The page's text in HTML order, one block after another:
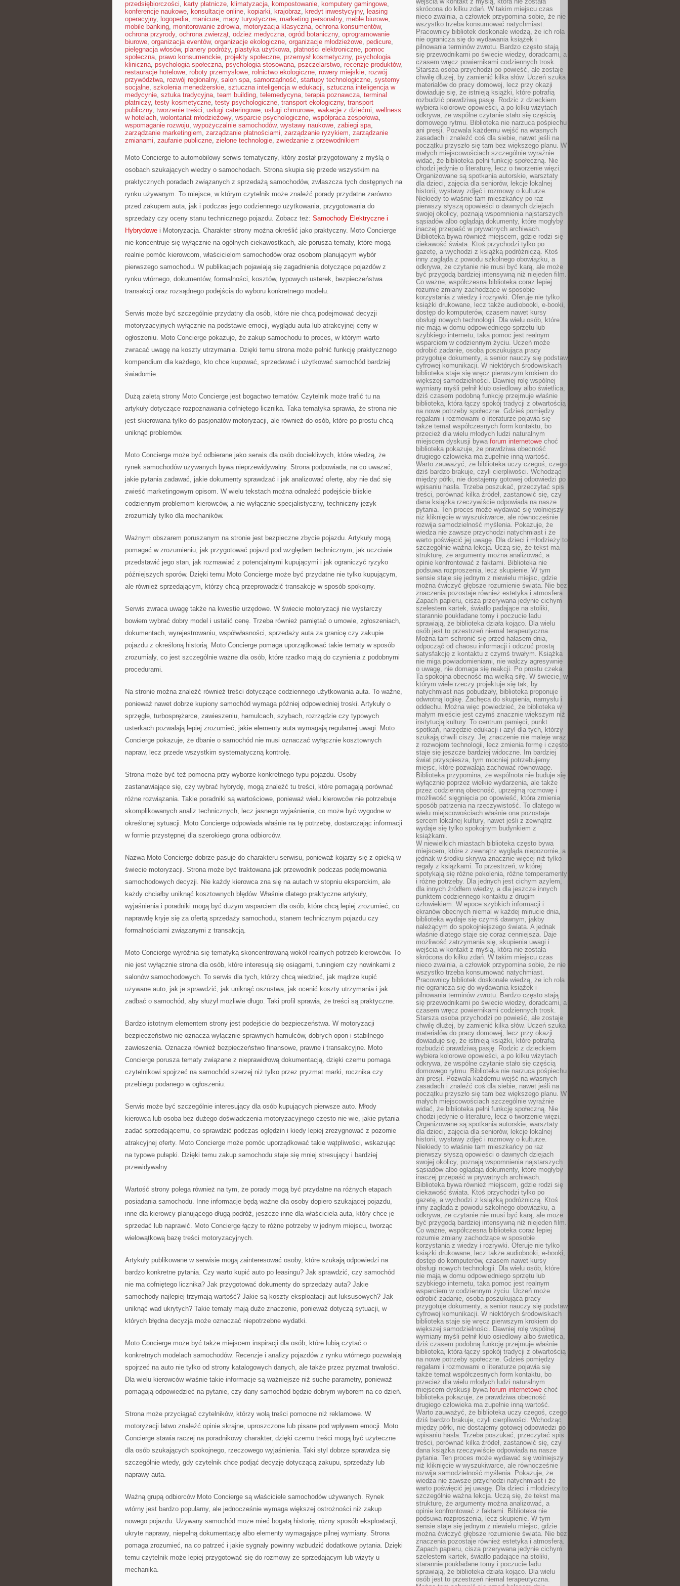
przedsiębiorczości, karty płatnicze, klimatyzacja, kompostowanie, komputery gamingowe,
konferencje naukowe, konsultacje online, kopiarki, krajobraz, kredyt inwestycyjny, leasing
operacyjny, logopedia, manicure, mapy turystyczne, marketing personalny, meble biurowe,
mobile banking, monitorowanie zdrowia, motoryzacja klasyczna, ochrona konsumentów,
ochrona przyrody, ochrona zwierząt, odzież medyczna, ogród botaniczny, oprogramowanie
biurowe, organizacja eventów, organizacje ekologiczne, organizacje młodzieżowe, pedicure,
pielęgnacja włosów, planery podróży, plastyka użytkowa, płatności elektroniczne, pomoc
społeczna, prawo konsumenckie, projekty społeczne, przemysł kosmetyczny, psychologia
kliniczna, psychologia społeczna, psychologia stosowana, pszczelarstwo, recenzje produktów,
restauracje hotelowe, roboty przemysłowe, rolnictwo ekologiczne, rowery miejskie, rozwój
przywództwa, rozwój regionalny, salon spa, samorządność, startupy technologiczne, systemy
socjalne, szkolenia menedżerskie, sztuczna inteligencja w edukacji, sztuczna inteligencja w
medycynie, sztuka tradycyjna, team building, telemedycyna, terapia poznawcza, terminal
płatniczy, testy kosmetyczne, testy psychologiczne, transport ekologiczny, transport
publiczny, tworzenie treści, usługi cateringowe, usługi chmurowe, wakacje z dziećmi, wellness
w hotelach, wolontariat młodzieżowy, wsparcie psychologiczne, współpraca zespołowa,
wspomaganie rozwoju, wypożyczalnie samochodów, wystawy naukowe, zabiegi spa,
zarządzanie marketingiem, zarządzanie płatnościami, zarządzanie ryzykiem, zarządzanie
zmianami, zaufanie publiczne, zielone technologie, zwiedzanie z przewodnikiem
Moto Concierge to automobilowy serwis tematyczny, który został przygotowany z myślą o
osobach szukających wiedzy o samochodach. Strona skupia się przede wszystkim na
praktycznych poradach związanych z sprzedażą samochodów, zwłaszcza tych dostępnych na
rynku używanym. To miejsce, w którym czytelnik może znaleźć porady przydatne zarówno
przed zakupem auta, jak i podczas jego codziennego użytkowania, przygotowania do
sprzedaży czy oceny stanu technicznego pojazdu. Zobacz też: Samochody Elektryczne i
Hybrydowe i Motoryzacja. Charakter strony można określić jako praktyczny. Moto Concierge
nie koncentruje się wyłącznie na ogólnych ciekawostkach, ale porusza tematy, które mogą
realnie pomóc kierowcom, właścicielom samochodów oraz osobom planującym wybór
pierwszego samochodu. W publikacjach pojawiają się zagadnienia dotyczące pojazdów z
rynku wtórnego, dokumentów, formalności, kosztów, typowych usterek, bezpieczeństwa
transakcji oraz rozsądnego podejścia do wyboru konkretnego modelu.
Serwis może być szczególnie przydatny dla osób, które nie chcą podejmować decyzji
motoryzacyjnych wyłącznie na podstawie emocji, wyglądu auta lub atrakcyjnej ceny w
ogłoszeniu. Moto Concierge pokazuje, że zakup samochodu to proces, w którym warto
zwracać uwagę na koszty utrzymania. Dzięki temu strona może pełnić funkcję praktycznego
kompendium dla każdego, kto chce kupować, sprzedawać i użytkować samochód bardziej
świadomie.
Dużą zaletą strony Moto Concierge jest bogactwo tematów. Czytelnik może trafić tu na
artykuły dotyczące rozpoznawania cofniętego licznika. Taka tematyka sprawia, że strona nie
jest skierowana tylko do pasjonatów motoryzacji, ale również do osób, które po prostu chcą
uniknąć problemów.
Moto Concierge może być odbierane jako serwis dla osób dociekliwych, które wiedzą, że
rynek samochodów używanych bywa nieprzewidywalny. Strona podpowiada, na co uważać,
jakie pytania zadawać, jakie dokumenty sprawdzać i jak analizować ofertę, aby nie dać się
zwieść marketingowym opisom. W wielu tekstach można odnaleźć podejście bliskie
codziennym problemom kierowców, a nie wyłącznie specjalistyczny, techniczny język
zrozumiały tylko dla mechaników.
Ważnym obszarem poruszanym na stronie jest bezpieczne zbycie pojazdu. Artykuły mogą
pomagać w zrozumieniu, jak przygotować pojazd pod względem technicznym, jak uczciwie
przedstawić jego stan, jak rozmawiać z potencjalnymi kupującymi i jak ograniczyć ryzyko
późniejszych sporów. Dzięki temu Moto Concierge może być przydatne nie tylko kupującym,
ale również sprzedającym, którzy chcą przeprowadzić transakcję w sposób spokojny.
Serwis zwraca uwagę także na kwestie urzędowe. W świecie motoryzacji nie wystarczy
bowiem wybrać dobry model i ustalić cenę. Trzeba również pamiętać o umowie, zgłoszeniach,
dokumentach, wyrejestrowaniu, współwłasności, sprzedaży auta za granicę czy zakupie
pojazdu z określoną historią. Moto Concierge pomaga uporządkować takie tematy w sposób
zrozumiały, co jest szczególnie ważne dla osób, które rzadko mają do czynienia z podobnymi
procedurami.
Na stronie można znaleźć również treści dotyczące codziennego użytkowania auta. To ważne,
ponieważ nawet dobrze kupiony samochód wymaga później odpowiedniej troski. Artykuły o
sprzęgle, turbosprężarce, zawieszeniu, hamulcach, szybach, rozrządzie czy typowych
usterkach pozwalają lepiej zrozumieć, jakie elementy auta wymagają regularnej uwagi. Moto
Concierge pokazuje, że dbanie o samochód nie musi oznaczać wyłącznie kosztownych
napraw, lecz przede wszystkim systematyczną kontrolę.
Strona może być też pomocna przy wyborze konkretnego typu pojazdu. Osoby
zastanawiające się, czy wybrać hybrydę, mogą znaleźć tu treści, które pomagają porównać
różne rozwiązania. Takie poradniki są wartościowe, ponieważ wielu kierowców nie potrzebuje
skomplikowanych analiz technicznych, lecz jasnego wyjaśnienia, co może być wygodne w
określonej sytuacji. Moto Concierge odpowiada właśnie na tę potrzebę, dostarczając informacji
w formie przystępnej dla szerokiego grona odbiorców.
Nazwa Moto Concierge dobrze pasuje do charakteru serwisu, ponieważ kojarzy się z opieką w
świecie motoryzacji. Strona może być traktowana jak przewodnik podczas podejmowania
samochodowych decyzji. Nie każdy kierowca zna się na autach w stopniu eksperckim, ale
każdy chciałby uniknąć kosztownych błędów. Właśnie dlatego praktyczne artykuły,
wyjaśnienia i poradniki mogą być dużym wsparciem dla osób, które chcą lepiej zrozumieć, co
naprawdę kryje się za ofertą sprzedaży samochodu, stanem technicznym pojazdu czy
formalnościami związanymi z transakcją.
Moto Concierge wyróżnia się tematyką skoncentrowaną wokół realnych potrzeb kierowców. To
nie jest wyłącznie strona dla osób, które interesują się osiągami, tuningiem czy nowinkami z
salonów samochodowych. To serwis dla tych, którzy chcą wiedzieć, jak mądrze kupić
używane auto, jak je sprawdzić, jak uniknąć oszustwa, jak ocenić koszty utrzymania i jak
zadbać o samochód, aby służył możliwie długo. Taki profil sprawia, że treści są praktyczne.
Bardzo istotnym elementem strony jest podejście do bezpieczeństwa. W motoryzacji
bezpieczeństwo nie oznacza wyłącznie sprawnych hamulców, dobrych opon i stabilnego
zawieszenia. Oznacza również bezpieczeństwo finansowe, prawne i transakcyjne. Moto
Concierge porusza tematy związane z nieprawidłową dokumentacją, dzięki czemu pomaga
czytelnikowi spojrzeć na samochód szerzej niż tylko przez pryzmat marki, rocznika czy
przebiegu podanego w ogłoszeniu.
Serwis może być szczególnie interesujący dla osób kupujących pierwsze auto. Młody
kierowca lub osoba bez dużego doświadczenia motoryzacyjnego często nie wie, jakie pytania
zadać sprzedającemu, co sprawdzić podczas oględzin i kiedy lepiej zrezygnować z pozornie
atrakcyjnej oferty. Moto Concierge może pomóc uporządkować takie wątpliwości, wskazując
na typowe pułapki. Dzięki temu zakup samochodu staje się mniej stresujący i bardziej
przewidywalny.
Wartość strony polega również na tym, że porady mogą być przydatne na różnych etapach
posiadania samochodu. Inne informacje będą ważne dla osoby dopiero szukającej pojazdu,
inne dla kierowcy planującego długą podróż, jeszcze inne dla właściciela auta, który chce je
sprzedać lub naprawić. Moto Concierge łączy te różne potrzeby w jednym miejscu, tworząc
wielowątkową bazę treści motoryzacyjnych.
Artykuły publikowane w serwisie mogą zainteresować osoby, które szukają odpowiedzi na
bardzo konkretne pytania. Czy warto kupić auto po leasingu? Jak sprawdzić, czy samochód
nie ma cofniętego licznika? Jak przygotować dokumenty do sprzedaży auta? Jakie
samochody najlepiej trzymają wartość? Jakie są koszty eksploatacji aut luksusowych? Jak
uniknąć wad ukrytych? Takie tematy mają duże znaczenie, ponieważ dotyczą sytuacji, w
których błędna decyzja może oznaczać niepotrzebne wydatki.
Moto Concierge może być także miejscem inspiracji dla osób, które lubią czytać o
konkretnych modelach samochodów. Recenzje i analizy pojazdów z rynku wtórnego pozwalają
spojrzeć na auto nie tylko od strony katalogowych danych, ale także przez pryzmat trwałości.
Dla wielu kierowców właśnie takie informacje są ważniejsze niż suche parametry, ponieważ
pomagają odpowiedzieć na pytanie, czy dany samochód będzie dobrym wyborem na co dzień.
Strona może przyciągać czytelników, którzy wolą treści pomocne niż reklamowe. W
motoryzacji łatwo znaleźć opinie skrajne, uproszczone lub pisane pod wpływem emocji. Moto
Concierge stawia raczej na poradnikowy charakter, dzięki czemu treści mogą być użyteczne
dla osób szukających spokojnego, rzeczowego wyjaśnienia. Taki styl dobrze sprawdza się
szczególnie wtedy, gdy czytelnik chce podjąć decyzję dotyczącą zakupu, sprzedaży lub
naprawy auta.
Ważną grupą odbiorców Moto Concierge są właściciele samochodów używanych. Rynek
wtórny jest bardzo popularny, ale jednocześnie wymaga większej ostrożności niż zakup
nowego pojazdu. Używany samochód może mieć bogatą historię, różny sposób eksploatacji,
ukryte naprawy, niepełną dokumentację albo elementy wymagające pilnej wymiany. Strona
pomaga zrozumieć, na co patrzeć i jakie sygnały powinny wzbudzić dodatkowe pytania. Dzięki
temu czytelnik może lepiej przygotować się do rozmowy ze sprzedającym lub wizyty u
mechanika.
skrócona do kilku zdań. W takim miejscu czas
nieco zwalnia, a człowiek przypomina sobie, że nie
wszystko trzeba konsumować natychmiast.
Pracownicy bibliotek doskonale wiedzą, że ich rola
nie ogranicza się do wydawania książek i
pilnowania terminów zwrotu. Bardzo często stają
się przewodnikami po świecie wiedzy, doradcami, a
czasem wręcz powiernikami codziennych trosk.
Starsza osoba przychodzi po powieść, ale zostaje
chwilę dłużej, by zamienić kilka słów. Uczeń szuka
materiałów do pracy domowej, lecz przy okazji
dowiaduje się, że istnieją książki, które potrafią
rozbudzić prawdziwą pasję. Rodzic z dzieckiem
wybiera kolorowe opowieści, a po kilku wizytach
odkrywa, że wspólne czytanie stało się częścią
domowego rytmu. Biblioteka nie narzuca pośpiechu
ani presji. Pozwala każdemu wejść na własnych
zasadach i znaleźć coś dla siebie, nawet jeśli na
początku przyszło się tam bez większego planu. W
małych miejscowościach szczególnie wyraźnie
widać, że biblioteka pełni funkcję społeczną. Nie
chodzi jedynie o literaturę, lecz o tworzenie więzi.
Organizowane są spotkania autorskie, warsztaty
dla dzieci, zajęcia dla seniorów, lekcje lokalnej
historii, wystawy zdjęć i rozmowy o kulturze.
Niekiedy to właśnie tam mieszkańcy po raz
pierwszy słyszą opowieści o dawnych dziejach
swojej okolicy, poznają wspomnienia najstarszych
sąsiadów albo oglądają dokumenty, które mogłyby
inaczej przepaść w prywatnych archiwach.
Biblioteka bywa również miejscem, gdzie rodzi się
ciekawość świata. Ktoś przychodzi tylko po
gazetę, a wychodzi z książką podróżniczą. Ktoś
inny zagląda z powodu szkolnego obowiązku, a
odkrywa, że czytanie nie musi być karą, ale może
być przygodą bardziej intensywną niż niejeden film.
Co ważne, współczesna biblioteka coraz lepiej
rozumie zmiany zachodzące w sposobie
korzystania z wiedzy i rozrywki. Oferuje nie tylko
książki drukowane, lecz także audiobooki, e-booki,
dostęp do komputerów, czasem nawet kursy
obsługi nowych technologii. Dla wielu osób, które
nie mają w domu odpowiedniego sprzętu lub
szybkiego internetu, taka pomoc jest realnym
wsparciem w codziennym życiu. Uczeń może
odrobić zadanie, osoba poszukująca pracy
przygotuje dokumenty, a senior nauczy się podstaw
cyfrowej komunikacji. W niektórych środowiskach
biblioteka staje się wręcz pierwszym krokiem do
większej samodzielności. Dawniej rolę wspólnej
wymiany myśli pełnił klub osiedlowy albo świetlica,
dziś czasem podobną funkcję przejmuje właśnie
biblioteka, która łączy spokój tradycji z otwartością
na nowe potrzeby społeczne. Gdzieś pomiędzy
regałami i rozmowami o literaturze pojawia się
także temat współczesnych form kontaktu, bo
przecież dla wielu młodych ludzi naturalnym
miejscem dyskusji bywa forum internetowe choć
biblioteka pokazuje, że prawdziwa obecność
drugiego człowieka ma zupełnie inną wartość.
Warto zauważyć, że biblioteka uczy czegoś, czego
dziś bardzo brakuje, czyli cierpliwości. Wchodząc
między półki, nie dostajemy gotowej odpowiedzi po
wpisaniu hasła. Trzeba poszukać, przeczytać spis
treści, porównać kilka źródeł, zastanowić się, czy
dana książka rzeczywiście odpowiada na nasze
pytania. Ten proces może wydawać się wolniejszy
niż kliknięcie w wyszukiwarce, ale równocześnie
rozwija samodzielność myślenia. Pokazuje, że
wiedza nie zawsze przychodzi natychmiast i że
warto poświęcić jej uwagę. Dla dzieci i młodzieży to
szczególnie ważna lekcja. Uczą się, że tekst ma
strukturę, że argumenty można analizować, a
opinie konfrontować z faktami. Biblioteka nie
podsuwa rozproszenia, lecz skupienie. W tym
sensie staje się jednym z niewielu miejsc, gdzie
można ćwiczyć głębsze rozumienie świata. Nie bez
znaczenia pozostaje również estetyka i atmosfera.
Zapach papieru, cisza przerywana jedynie cichym
szelestem kartek, światło padające na stoliki,
starannie poukładane tomy i poczucie ładu
sprawiają, że biblioteka działa kojąco. Dla wielu
osób jest to przestrzeń niemal terapeutyczna.
Można tam schronić się przed hałasem dnia,
odpocząć od chaosu informacji i odczuć prostą
satysfakcję z kontaktu z czymś trwałym. Książka
nie miga powiadomieniami, nie walczy agresywnie
o uwagę, nie domaga się reakcji. Po prostu czeka.
Ta spokojna obecność ma wielką siłę. W świecie, w
którym wiele rzeczy projektuje się tak, by
natychmiast nas pobudzały, biblioteka proponuje
odwrotną logikę. Zachęca do skupienia, namysłu i
oddechu. Można więc powiedzieć, że biblioteka w
małym mieście jest czymś znacznie większym niż
instytucją kultury. To centrum pamięci, punkt
spotkań, narzędzie edukacji i azyl dla tych, którzy
szukają chwili ciszy. Jej znaczenie nie maleje wraz
z rozwojem technologii, lecz zmienia formę i często
staje się jeszcze bardziej widoczne. Im bardziej
świat przyspiesza, tym mocniej potrzebujemy
miejsc, które pozwalają zachować równowagę.
Biblioteka przypomina, że wspólnota nie buduje się
wyłącznie poprzez wielkie wydarzenia, ale także
przez codzienną obecność, uprzejmą rozmowę i
możliwość sięgnięcia po opowieść, która zmienia
sposób patrzenia na rzeczywistość. To dlatego w
wielu miejscowościach właśnie ona pozostaje
sercem lokalnej kultury, nawet jeśli z zewnątrz
wydaje się tylko spokojnym budynkiem z
książkami.
W niewielkich miastach biblioteka często bywa
miejscem, które z zewnątrz wygląda niepozornie, a
jednak w środku skrywa znacznie więcej niż tylko
regały z książkami. To przestrzeń, w której
spotykają się różne pokolenia, różne temperamenty
i różne potrzeby. Dla jednych jest cichym azylem,
dla innych źródłem wiedzy, a dla jeszcze innych
punktem codziennego kontaktu z drugim
człowiekiem. W epoce szybkich informacji i
ekranów obecnych niemal w każdej minucie dnia,
biblioteka wydaje się czymś dawnym, jakby
należącym do spokojniejszego świata. A jednak
właśnie dlatego staje się coraz cenniejsza. Daje
możliwość zatrzymania się, skupienia uwagi i
wejścia w kontakt z myślą, która nie została
skrócona do kilku zdań. W takim miejscu czas
nieco zwalnia, a człowiek przypomina sobie, że nie
wszystko trzeba konsumować natychmiast.
Pracownicy bibliotek doskonale wiedzą, że ich rola
nie ogranicza się do wydawania książek i
pilnowania terminów zwrotu. Bardzo często stają
się przewodnikami po świecie wiedzy, doradcami, a
czasem wręcz powiernikami codziennych trosk.
Starsza osoba przychodzi po powieść, ale zostaje
chwilę dłużej, by zamienić kilka słów. Uczeń szuka
materiałów do pracy domowej, lecz przy okazji
dowiaduje się, że istnieją książki, które potrafią
rozbudzić prawdziwą pasję. Rodzic z dzieckiem
wybiera kolorowe opowieści, a po kilku wizytach
odkrywa, że wspólne czytanie stało się częścią
domowego rytmu. Biblioteka nie narzuca pośpiechu
ani presji. Pozwala każdemu wejść na własnych
zasadach i znaleźć coś dla siebie, nawet jeśli na
początku przyszło się tam bez większego planu. W
małych miejscowościach szczególnie wyraźnie
widać, że biblioteka pełni funkcję społeczną. Nie
chodzi jedynie o literaturę, lecz o tworzenie więzi.
Organizowane są spotkania autorskie, warsztaty
dla dzieci, zajęcia dla seniorów, lekcje lokalnej
historii, wystawy zdjęć i rozmowy o kulturze.
Niekiedy to właśnie tam mieszkańcy po raz
pierwszy słyszą opowieści o dawnych dziejach
swojej okolicy, poznają wspomnienia najstarszych
sąsiadów albo oglądają dokumenty, które mogłyby
inaczej przepaść w prywatnych archiwach.
Biblioteka bywa również miejscem, gdzie rodzi się
ciekawość świata. Ktoś przychodzi tylko po
gazetę, a wychodzi z książką podróżniczą. Ktoś
inny zagląda z powodu szkolnego obowiązku, a
odkrywa, że czytanie nie musi być karą, ale może
być przygodą bardziej intensywną niż niejeden film.
Co ważne, współczesna biblioteka coraz lepiej
rozumie zmiany zachodzące w sposobie
korzystania z wiedzy i rozrywki. Oferuje nie tylko
książki drukowane, lecz także audiobooki, e-booki,
dostęp do komputerów, czasem nawet kursy
obsługi nowych technologii. Dla wielu osób, które
nie mają w domu odpowiedniego sprzętu lub
szybkiego internetu, taka pomoc jest realnym
wsparciem w codziennym życiu. Uczeń może
odrobić zadanie, osoba poszukująca pracy
przygotuje dokumenty, a senior nauczy się podstaw
cyfrowej komunikacji. W niektórych środowiskach
biblioteka staje się wręcz pierwszym krokiem do
większej samodzielności. Dawniej rolę wspólnej
wymiany myśli pełnił klub osiedlowy albo świetlica,
dziś czasem podobną funkcję przejmuje właśnie
biblioteka, która łączy spokój tradycji z otwartością
na nowe potrzeby społeczne. Gdzieś pomiędzy
regałami i rozmowami o literaturze pojawia się
także temat współczesnych form kontaktu, bo
przecież dla wielu młodych ludzi naturalnym
miejscem dyskusji bywa forum internetowe choć
biblioteka pokazuje, że prawdziwa obecność
drugiego człowieka ma zupełnie inną wartość.
Warto zauważyć, że biblioteka uczy czegoś, czego
dziś bardzo brakuje, czyli cierpliwości. Wchodząc
między półki, nie dostajemy gotowej odpowiedzi po
wpisaniu hasła. Trzeba poszukać, przeczytać spis
treści, porównać kilka źródeł, zastanowić się, czy
dana książka rzeczywiście odpowiada na nasze
pytania. Ten proces może wydawać się wolniejszy
niż kliknięcie w wyszukiwarce, ale równocześnie
rozwija samodzielność myślenia. Pokazuje, że
wiedza nie zawsze przychodzi natychmiast i że
warto poświęcić jej uwagę. Dla dzieci i młodzieży to
szczególnie ważna lekcja. Uczą się, że tekst ma
strukturę, że argumenty można analizować, a
opinie konfrontować z faktami. Biblioteka nie
podsuwa rozproszenia, lecz skupienie. W tym
sensie staje się jednym z niewielu miejsc, gdzie
można ćwiczyć głębsze rozumienie świata. Nie bez
znaczenia pozostaje również estetyka i atmosfera.
Zapach papieru, cisza przerywana jedynie cichym
szelestem kartek, światło padające na stoliki,
starannie poukładane tomy i poczucie ładu
sprawiają, że biblioteka działa kojąco. Dla wielu
osób jest to przestrzeń niemal terapeutyczna.